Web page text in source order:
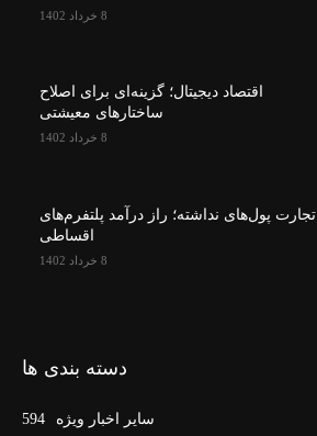
8 خرداد 1402
اقتصاد دیجیتال؛ گزینه‌ای برای اصلاح
ساختارهای معیشتی
8 خرداد 1402
تجارت پول‌های نداشته؛ راز درآمد پلتفرم‌های
اقساطی
8 خرداد 1402
دسته بندی ها
سایر اخبار ویژه
594